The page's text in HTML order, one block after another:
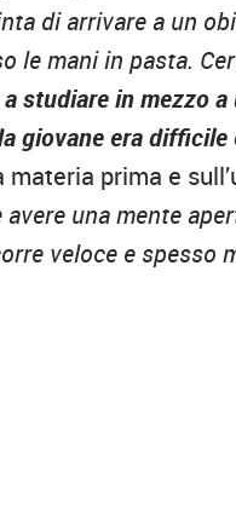
di arrivare a un
le mani in pasta.
studiare in mezzo
giovane era difficile
prima e
una mente
veloce e spesso